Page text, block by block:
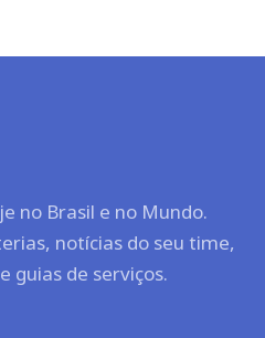
no Brasil e no Mundo.
notícias do seu time,
guias de serviços.